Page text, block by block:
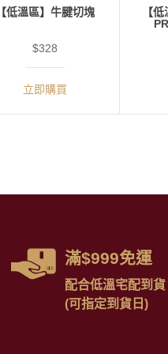
【低溫區】牛腱切塊
$328
立即購買
【
滿$999免運
配合低溫宅配到貨
(可指定到貨日)